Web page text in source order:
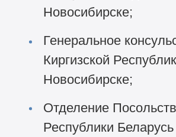
Новосибирске;
Генеральное
Киргизской
Новосибирске;
Отделение
Республики Беларусь